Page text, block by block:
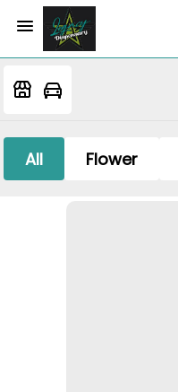
All Flower